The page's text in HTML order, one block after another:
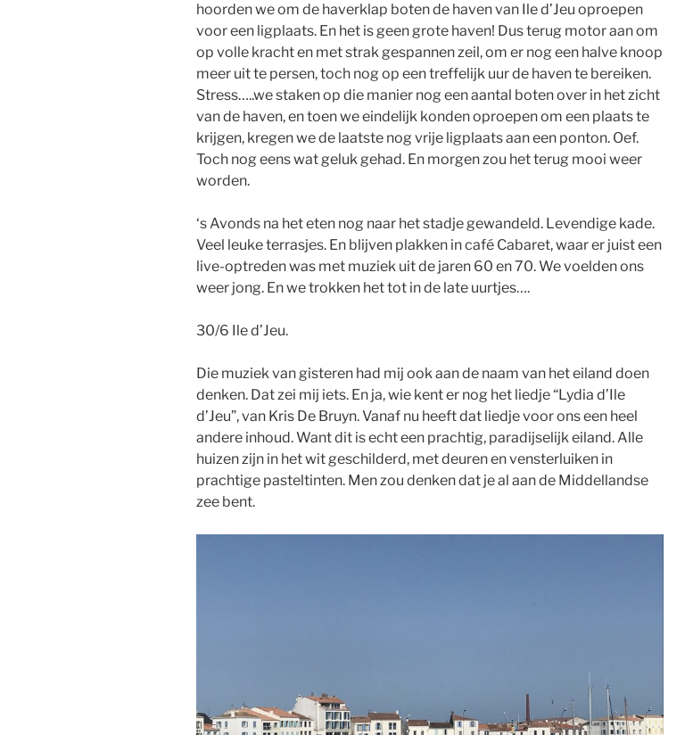
hoorden we om de haverklap boten de haven van Ile d’Jeu oproepen
voor een ligplaats. En het is geen grote haven! Dus terug motor aan om
op volle kracht en met strak gespannen zeil, om er nog een halve knoop
meer uit te persen, toch nog op een treffelijk uur de haven te bereiken.
Stress…..we staken op die manier nog een aantal boten over in het zicht
van de haven, en toen we eindelijk konden oproepen om een plaats te
krijgen, kregen we de laatste nog vrije ligplaats aan een ponton. Oef.
Toch nog eens wat geluk gehad. En morgen zou het terug mooi weer
worden.
‘s Avonds na het eten nog naar het stadje gewandeld. Levendige kade.
Veel leuke terrasjes. En blijven plakken in café Cabaret, waar er juist een
live-optreden was met muziek uit de jaren 60 en 70. We voelden ons
weer jong. En we trokken het tot in de late uurtjes….
30/6 Ile d’Jeu.
Die muziek van gisteren had mij ook aan de naam van het eiland doen
denken. Dat zei mij iets. En ja, wie kent er nog het liedje “Lydia d’Ile
d’Jeu”, van Kris De Bruyn. Vanaf nu heeft dat liedje voor ons een heel
andere inhoud. Want dit is echt een prachtig, paradijselijk eiland. Alle
huizen zijn in het wit geschilderd, met deuren en vensterluiken in
prachtige pasteltinten. Men zou denken dat je al aan de Middellandse
zee bent.